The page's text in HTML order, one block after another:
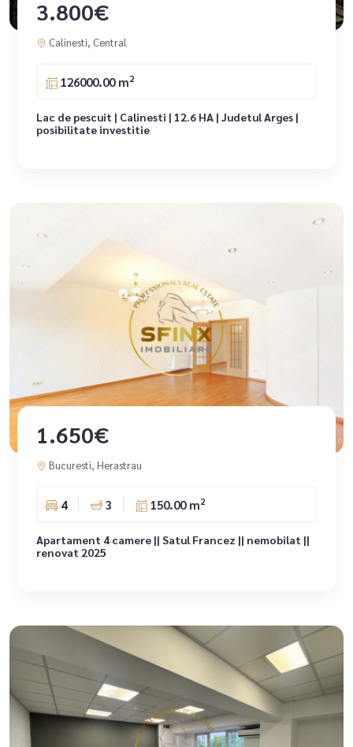
3.800€
Calinesti, Central
126000.00 m2
Lac de pescuit | Calinesti | 12.6 HA | Judetul Arges |
posibilitate investitie
1.650€
Bucuresti, Herastrau
4 3 150.00 m2
Apartament 4 camere || Satul Francez || nemobilat ||
renovat 2025